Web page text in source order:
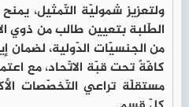
ولتعزيز شموليّة التّمثيل،
الطّلبة بتعيين طالب من ذوي
من الجنسيّات الدّولية، لضمان
كافّةً تحت قبّة الاتّحاد، مع
مستقلّة تراعي التّخصّصات